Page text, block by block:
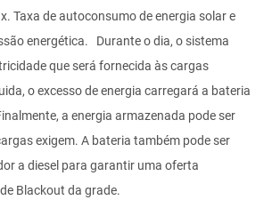
Taxa de autoconsumo de energia solar e
energética. Durante o dia, o sistema
que será fornecida às cargas
o excesso de energia carregará a bateria
a energia armazenada pode ser
exigem. A bateria também pode ser
a diesel para garantir uma oferta
Blackout da grade.